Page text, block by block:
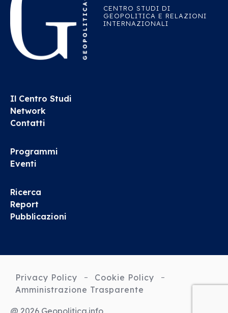
CENTRO STUDI DI
GEOPOLITICA E RELAZIONI
INTERNAZIONALI
Il Centro Studi
Network
Contatti
Programmi
Eventi
Ricerca
Report
Pubblicazioni
Privacy Policy
Cookie Policy
Amministrazione Trasparente